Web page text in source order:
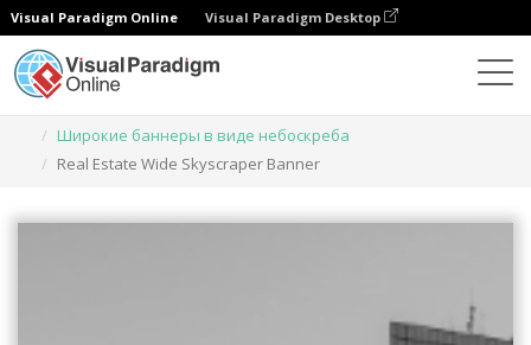
Visual Paradigm Online Visual Paradigm Desktop
Широкие баннеры в виде небоскреба
Real Estate Wide Skyscraper Banner